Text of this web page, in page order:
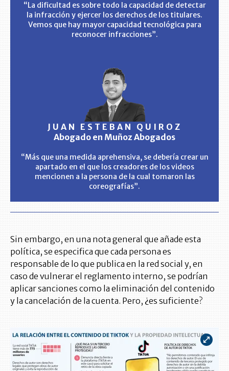
“La dificultad es sobre todo la capacidad de detectar
la infracción y ejercer los derechos de los titulares.
Vemos que hay mayor capacidad tecnológica para
reconocer infracciones”.
JUAN ESTEBAN QUIROZ
Abogado en Muñoz Abogados
“Más que una medida aprehensiva, se debería crear un
apartado en el que los creadores de los videos
mencionen a la persona de la cual tomaron las
coreografías”.
Sin embargo, en una nota general que añade esta
política, se especifica que cada persona es
responsable de lo que publica en la red social y, en
caso de vulnerar el reglamento interno, se podrían
aplicar sanciones como la eliminación del contenido
y la cancelación de la cuenta. Pero, ¿es suficiente?